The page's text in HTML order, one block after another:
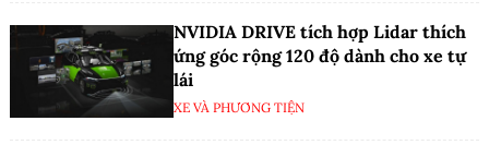
NVIDIA DRIVE tích hợp Lidar thích
ứng góc rộng 120 độ dành cho xe tự
lái
XE VÀ PHƯƠNG TIỆN